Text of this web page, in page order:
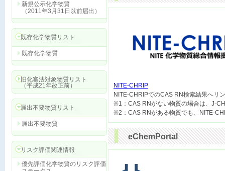
新規公示化学物質
（2011年3月31日以前届出）
既存化学物質リスト
既存化学物質
旧化審法対象物質リスト
（平成21年改正前）
届出不要物質リスト
届出不要物質
リスク評価関連情報
優先評価化学物質のリスク評価
NITE-CHRIP
NITE-CHRIPでのCAS RN検索結果へリ
※1：CAS RNがない物質の場合は、J-
eChemPortal